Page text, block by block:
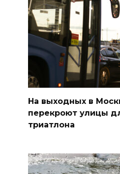
На выходных в
перекроют улицы
триатлона